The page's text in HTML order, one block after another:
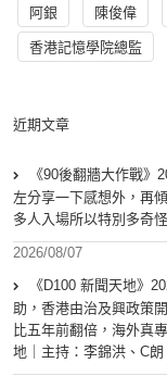
阿銀 陳俊偉
香港記憶學院總監
近期文章
《90後翻牆大作戰
左分享一下感想外，再
多人入場所以特別多奇
2026/08/07
《D100 新聞天地》
助，香港由治及興政策
比五年前翻倍，海外真
地｜主持：李錦洪、C朗